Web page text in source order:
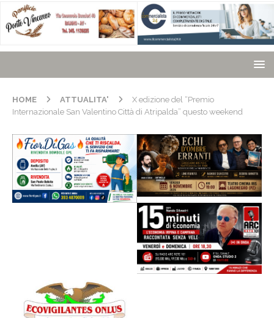
HOME ATTUALITA'
X edizione del “Premio
Internazionale San Valentino Città di Atripalda” questo weekend